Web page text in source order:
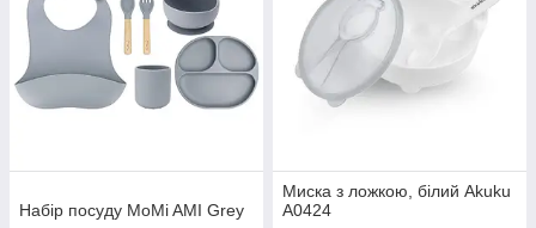
Набір посуду MoMi AMI Grey
Миска з ложкою, білий Akuku
A0424